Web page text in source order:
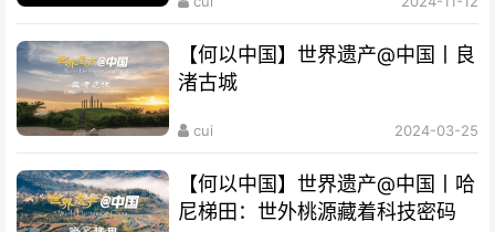
【何以中国】世界遗产@中国丨良
渚古城
cui 2024-03-25
【何以中国】世界遗产@中国丨哈
尼梯田：世外桃源藏着科技密码